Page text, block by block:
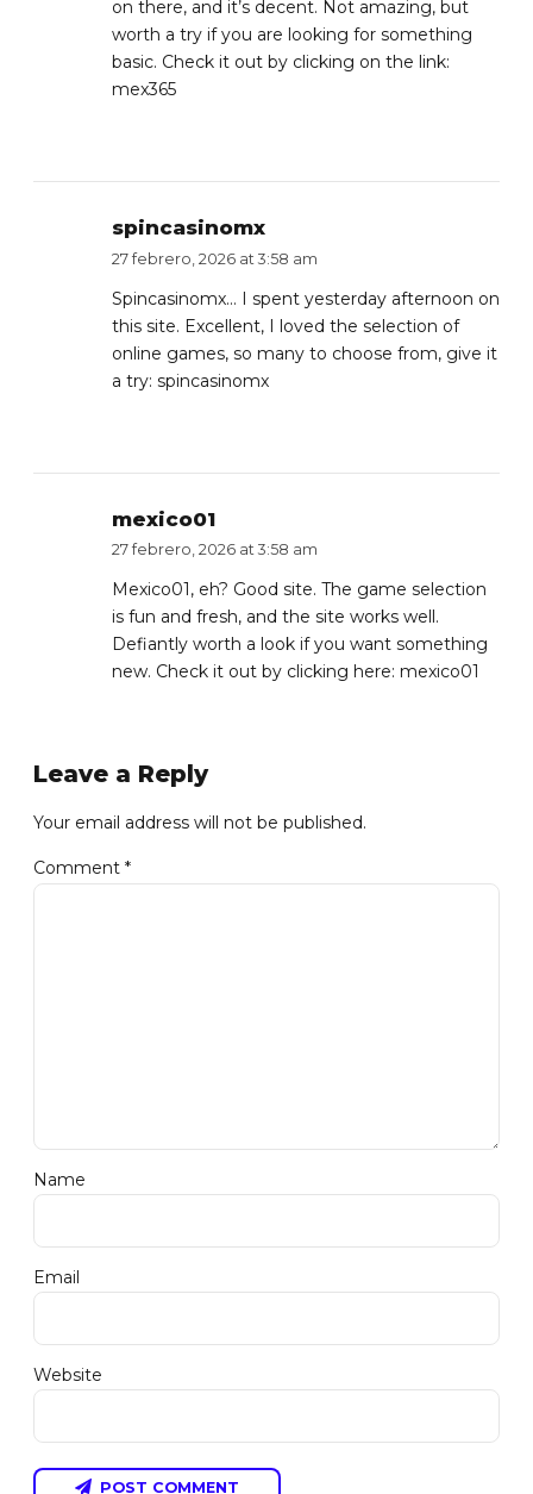
on there, and it’s decent. Not amazing, but
worth a try if you are looking for something
basic. Check it out by clicking on the link:
mex365
spincasinomx
27 febrero, 2026 at 3:58 am
Spincasinomx… I spent yesterday afternoon on
this site. Excellent, I loved the selection of
online games, so many to choose from, give it
a try: spincasinomx
mexico01
27 febrero, 2026 at 3:58 am
Mexico01, eh? Good site. The game selection
is fun and fresh, and the site works well.
Defiantly worth a look if you want something
new. Check it out by clicking here: mexico01
Leave a Reply
Your email address will not be published.
Comment *
Name
Email
Website
POST COMMENT